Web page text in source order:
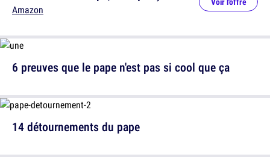
Amazon
14 détournements du pape
6 preuves que le pape n'est pas si cool que ça